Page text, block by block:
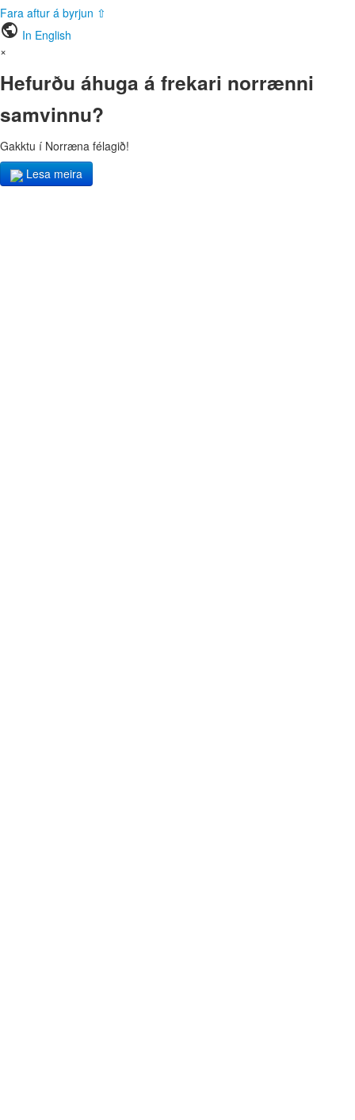
Fara aftur á byrjun ⇧
public In English
×
Hefurðu áhuga á frekari norrænni
samvinnu?
Gakktu í Norræna félagið!
Lesa meira